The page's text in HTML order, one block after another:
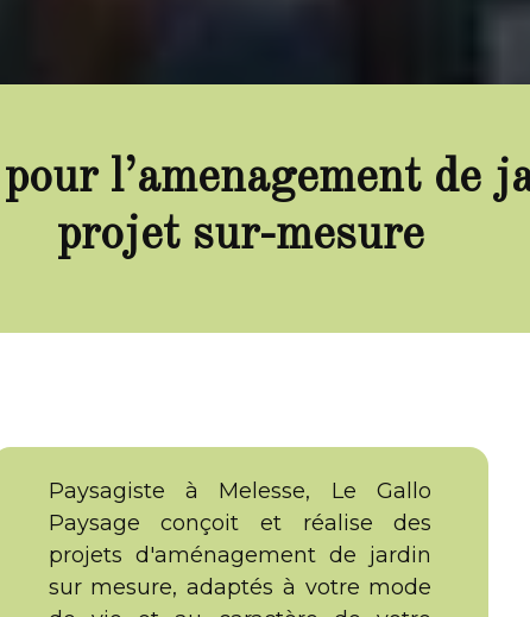
l’amenagement de
projet sur-mesure
Paysagiste à Melesse, Le Gallo
Paysage conçoit et réalise des
projets d'aménagement de jardin
sur mesure, adaptés à votre mode